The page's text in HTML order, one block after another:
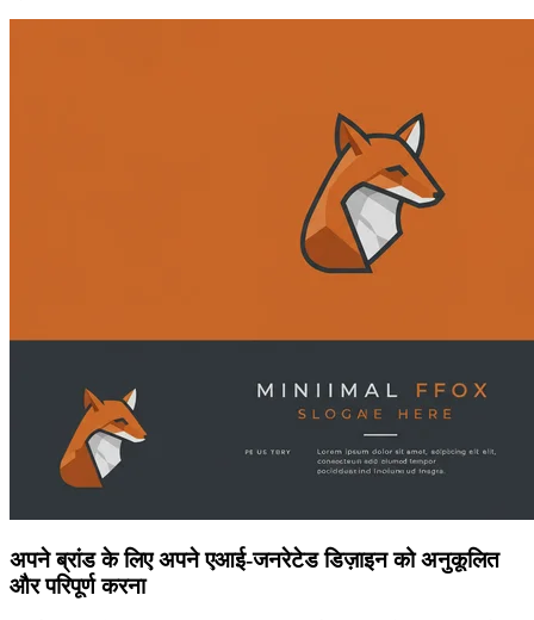
अपने ब्रांड के लिए अपने एआई-जनरेटेड डिज़ाइन को अनुकूलित
और परिपूर्ण करना